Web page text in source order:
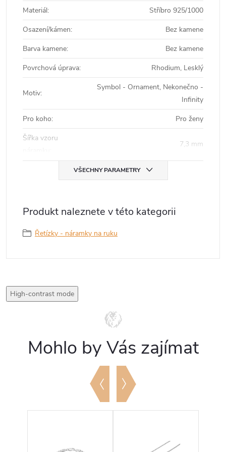
Materiál:
Stříbro 925/1000
Osazení/kámen:
Bez kamene
Barva kamene:
Bez kamene
Povrchová úprava: Rhodium, Lesklý
Motiv:
Symbol - Ornament, Nekonečno -
Infinity
Pro koho:
Pro ženy
Šířka vzoru
7,3 mm
VŠECHNY PARAMETRY
Produkt naleznete v této kategorii
Řetízky - náramky na ruku
High-contrast mode
Mohlo by Vás zajímat